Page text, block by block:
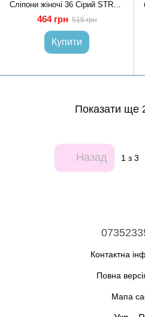
464 грн 515 грн
Купити
Показати ще
Назад 1 з 3
Контактна
Повна
Мапа